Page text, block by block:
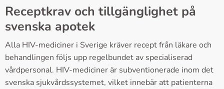
Receptkrav och tillgänglighet på
svenska apotek
Alla HIV-mediciner i Sverige kräver recept från läkare och
behandlingen följs upp regelbundet av specialiserad
vårdpersonal. HIV-mediciner är subventionerade inom det
svenska sjukvårdssystemet, vilket innebär att patienterna